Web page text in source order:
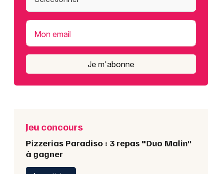
Mon email
Je m'abonne
Jeu concours
Pizzerias Paradiso : 3 repas "Duo Malin"
à gagner